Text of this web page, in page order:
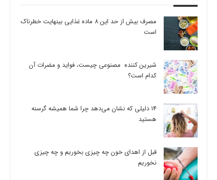
مصرف بیش از حد این 8 ماده غذایی بینهایت خطرناک
است
شیرین کننده مصنوعی چیست، فواید و مضرات آن
کدام است؟
14 دلیلی که نشان می‌دهد چرا شما همیشه گرسنه
هستید
قبل از اهدای خون چه چیزی بخوریم و چه چیزی
نخوریم